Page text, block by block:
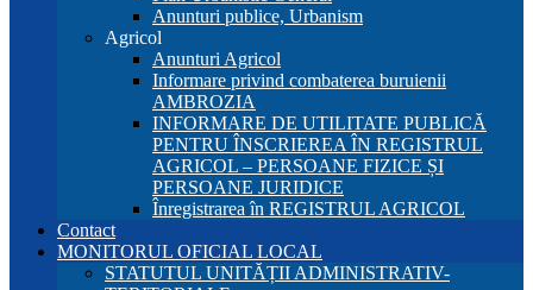
Anunturi publice, Urbanism
Agricol
Anunturi Agricol
Informare privind combaterea buruienii
AMBROZIA
INFORMARE DE UTILITATE PUBLICĂ
PENTRU ÎNSCRIEREA ÎN REGISTRUL
AGRICOL – PERSOANE FIZICE ȘI
PERSOANE JURIDICE
Înregistrarea în REGISTRUL AGRICOL
Contact
MONITORUL OFICIAL LOCAL
STATUTUL UNITĂȚII ADMINISTRATIV-